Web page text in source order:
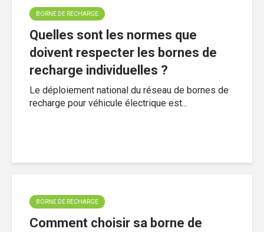
BORNE DE RECHARGE
Quelles sont les normes que
doivent respecter les bornes de
recharge individuelles ?
Le déploiement national du réseau de bornes de
recharge pour véhicule électrique est...
BORNE DE RECHARGE
Comment choisir sa borne de